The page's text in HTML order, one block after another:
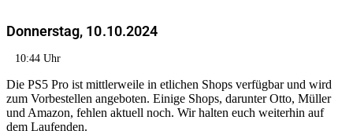
Donnerstag, 10.10.2024
10:44 Uhr
Die PS5 Pro ist mittlerweile in etlichen Shops verfügbar und wird
zum Vorbestellen angeboten. Einige Shops, darunter Otto, Müller
und Amazon, fehlen aktuell noch. Wir halten euch weiterhin auf
dem Laufenden.